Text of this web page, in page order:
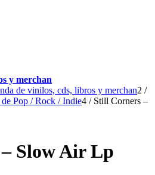
y merchan
de vinilos, cds, libros y merchan2 /
Pop / Rock / Indie4 / Still Corners –
Slow Air Lp